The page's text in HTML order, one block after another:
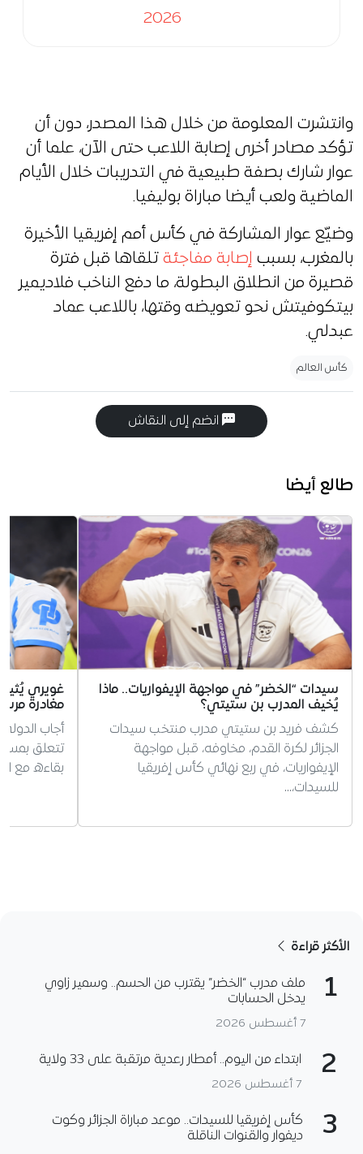
2026
وانتشرت المعلومة من خلال هذا المصدر، دون أن
تؤكد مصادر أخرى إصابة اللاعب حتى الآن، علما أن
عوار شارك بصفة طبيعية في التدريبات خلال الأيام
الماضية ولعب أيضا مباراة بوليفيا.
وضيّع عوار المشاركة في كأس أمم إفريقيا الأخيرة
بالمغرب، بسبب إصابة مفاجئة تلقاها قبل فترة
قصيرة من انطلاق البطولة، ما دفع الناخب فلاديمير
بيتكوفيتش نحو تعويضه وقتها، باللاعب عماد
عبدلي.
كأس العالم
انضم إلى النقاش
طالع أيضا
سيدات “الخضر” في مواجهة الإيفواريات.. ماذا
يُخيف المدرب بن ستيتي؟
كشف فريد بن ستيتي مدرب منتخب سيدات
الجزائر لكرة القدم، مخاوفه، قبل مواجهة
الإيفواريات، في ربع نهائي كأس إفريقيا
للسيدات،…
غويري
مغادرة
أجاب
تتعلق
بقاءه مع
الأكثر قراءة
1
ملف مدرب “الخضر” يقترب من الحسم.. وسمير زاوي
يدخل الحسابات
7 أغسطس 2026
2 ابتداء من اليوم.. أمطار رعدية مرتقبة على 33 ولاية
7 أغسطس 2026
3
كأس إفريقيا للسيدات.. موعد مباراة الجزائر وكوت
ديفوار والقنوات الناقلة